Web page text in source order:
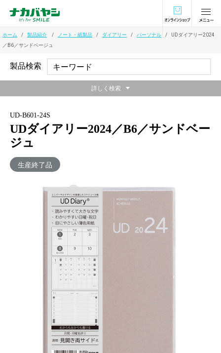
オンラインショ
ホーム 製品紹介 ノート・紙製品 ダイアリー パーソナル
UDダイアリー2024
／B6／サンドベージュ
UD-B601-24S
UDダイアリー2024／B6／サンドベー
ジュ
生産終了品
ユニバーサルデザインを意識したスケジュール
生産終了品
製品検索
詳しく検索